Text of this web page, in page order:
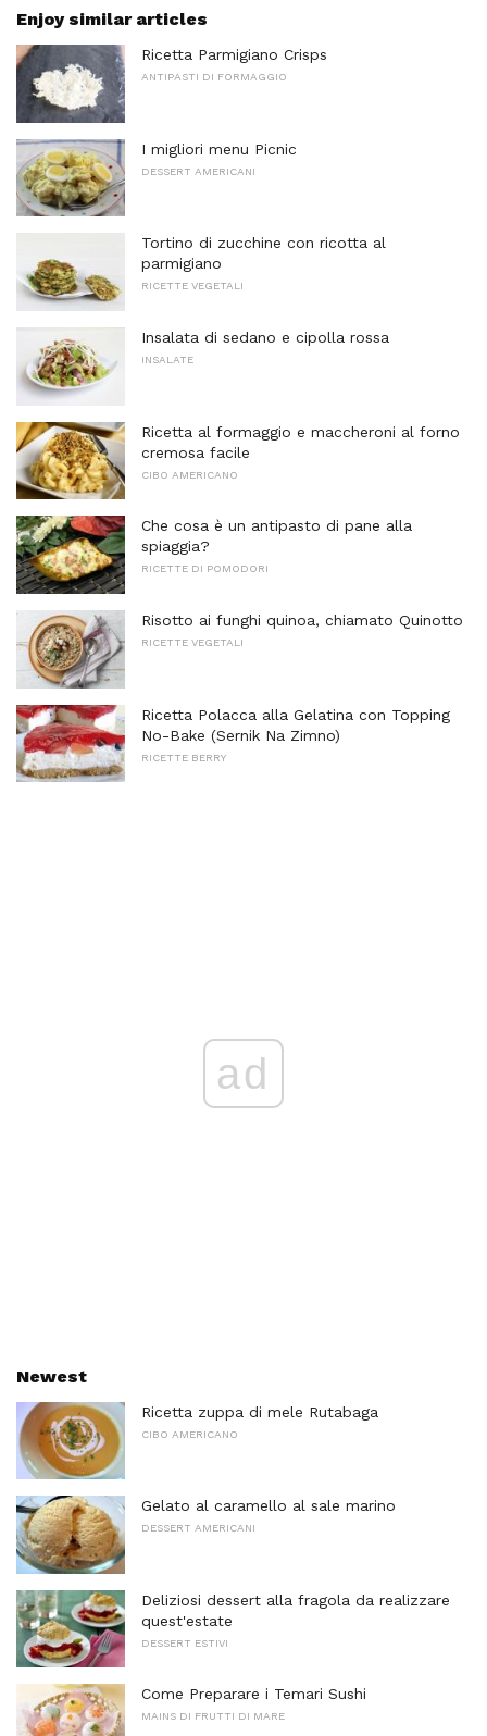
Enjoy similar articles
Ricetta Parmigiano Crisps
ANTIPASTI DI FORMAGGIO
I migliori menu Picnic
DESSERT AMERICANI
Tortino di zucchine con ricotta al
parmigiano
RICETTE VEGETALI
Insalata di sedano e cipolla rossa
INSALATE
Ricetta al formaggio e maccheroni al forno
cremosa facile
CIBO AMERICANO
Che cosa è un antipasto di pane alla
spiaggia?
RICETTE DI POMODORI
Risotto ai funghi quinoa, chiamato Quinotto
RICETTE VEGETALI
Ricetta Polacca alla Gelatina con Topping
No-Bake (Sernik Na Zimno)
RICETTE BERRY
ad
Newest
Ricetta zuppa di mele Rutabaga
CIBO AMERICANO
Gelato al caramello al sale marino
DESSERT AMERICANI
Deliziosi dessert alla fragola da realizzare
quest'estate
DESSERT ESTIVI
Come Preparare i Temari Sushi
MAINS DI FRUTTI DI MARE